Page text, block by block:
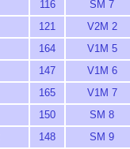
116 SM 7
121 V2M 2
164 V1M 5
147 V1M 6
165 V1M 7
150 SM 8
148 SM 9